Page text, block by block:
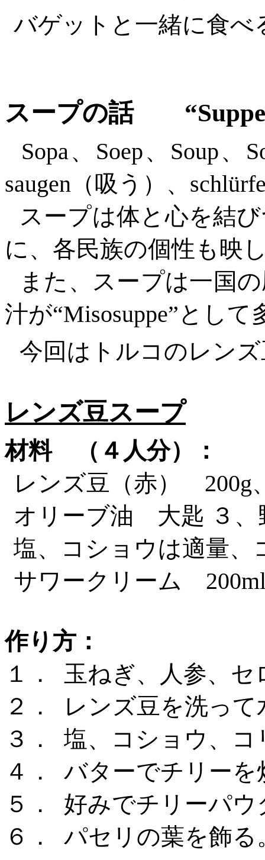
バゲットと一緒に食べ
スープの話 “
Sopa、Soep、Soup
saugen（吸う）、
スープは体と心を結
に、各民族の個性も映
また、スープは一国
汁が“Misosuppe”とし
今回はトルコのレン
レンズ豆スープ
材料 （４人分）：
レンズ豆（赤） 200g
オリーブ油 大匙 ３、
塩、コショウは適量
サワークリーム 200
作り方：
１．
玉ねぎ、人参、
２．
レンズ豆を洗っ
３．
塩、コショウ、
４．
バターでチリー
５．
好みでチリーパ
６．
パセリの葉を飾る